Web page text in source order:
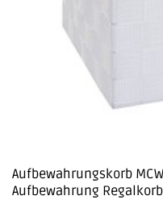
Aufbewahrungskorb
Aufbewahrung